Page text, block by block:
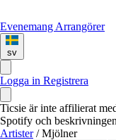
Evenemang Arrangörer
sv
Logga in Registrera
Ticsie är inte affilierat
Spotify och
Artister / Mjölner